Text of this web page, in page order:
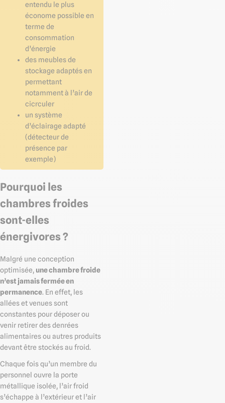
entendu le plus
économe possible en
terme de
consommation
d’énergie
des meubles de
stockage adaptés en
permettant
notamment à l’air de
cicrculer
un système
d’éclairage adapté
(détecteur de
présence par
exemple)
Pourquoi les
chambres froides
sont-elles
énergivores ?
Malgré une conception
optimisée, une chambre froide
n’est jamais fermée en
permanence. En effet, les
allées et venues sont
constantes pour déposer ou
venir retirer des denrées
alimentaires ou autres produits
devant être stockés au froid.
Chaque fois qu’un membre du
personnel ouvre la porte
métallique isolée, l’air froid
s’échappe à l’extérieur et l’air